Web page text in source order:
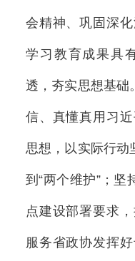
会精神、巩固深
学习教育成果具
透，夯实思想基础
信、真懂真用习
思想，以实际行动
到“两个维护”；坚
点建设部署要求
服务省政协发挥